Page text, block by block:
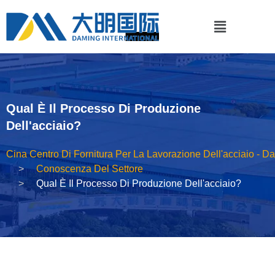
Qual È Il Processo Di Produzione
Dell'acciaio?
Cina Centro Di Fornitura Per La Lavorazione Dell'acciaio -
Conoscenza Del Settore
Qual È Il Processo Di Produzione Dell'acciaio?